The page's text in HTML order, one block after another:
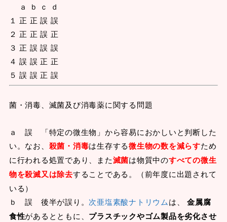
ａ ｂ ｃ ｄ
１ 正 正 誤 誤
２ 正 正 誤 正
３ 正 誤 誤 誤
４ 誤 誤 正 正
５ 誤 誤 正 誤
菌・消毒、滅菌及び消毒薬に関する問題
ａ 誤 「特定の微生物」から容易におかしいと判断した
い。なお、 殺菌・消毒は生存する微生物の数を減らすため
に行われる処置であり、また滅菌は物質中のすべての微生
物を殺滅又は除去することである。（前年度に出題されて
いる）
ｂ 誤 後半が誤り。 次亜塩素酸ナトリウムは、金属腐
食性があるとともに、 プラスチックやゴム製品を劣化させ